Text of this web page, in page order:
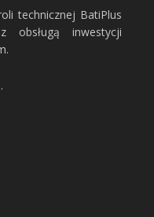
technicznej BatiPlus
obsługą inwestycji